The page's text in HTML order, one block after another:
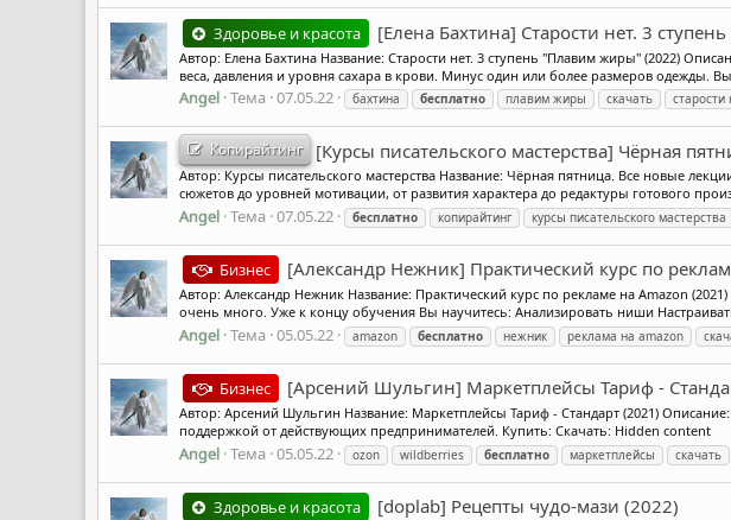
Здоровье и красота [Елена Бахтина] Старости нет. 3
Автор: Елена Бахтина Название: Старости нет. 3 ступень "Плавим жиры" (2022)
веса, давления и уровня сахара в крови. Минус один или более размеров одежды. Вы
Angel Тема 07.05.22 бахтина бесплатно плавим жиры скачать старости
Копирайтинг [Курсы писательского мастерства] Чёрная
Автор: Курсы писательского мастерства Название: Чёрная пятница. Все новые
сюжетов до уровней мотивации, от развития характера до редактуры готового
Angel Тема 07.05.22 бесплатно копирайтинг курсы писательского мастерства
Бизнес [Александр Нежник] Практический курс по
Автор: Александр Нежник Название: Практический курс по рекламе на Amazon
очень много. Уже к концу обучения Вы научитесь: Анализировать ниши
Angel Тема 05.05.22 amazon бесплатно нежник реклама на amazon
Бизнес [Арсений Шульгин] Маркетплейсы Тариф -
Автор: Арсений Шульгин Название: Маркетплейсы Тариф - Стандарт (2021)
поддержкой от действующих предпринимателей. Купить: Скачать: Hidden content
Angel Тема 05.05.22 ozon wildberries бесплатно маркетплейсы скачать
Здоровье и красота [doplab] Рецепты чудо-мази (2022)